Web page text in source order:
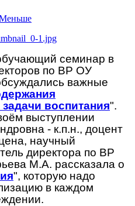
семинар в
по ВР ОУ
важные
воспитания".
выступлении
- к.п.н., доцент
научный
директора по ВР
М.А. рассказала о
", которую надо
в каждом